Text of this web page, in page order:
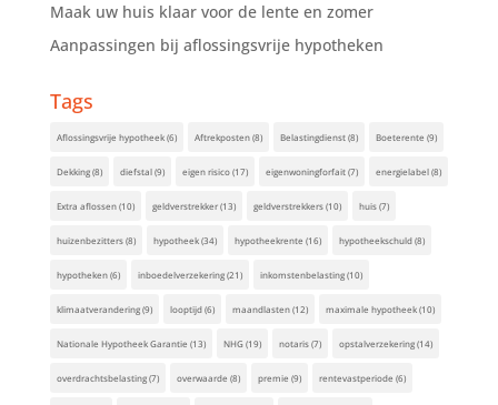
Maak uw huis klaar voor de lente en zomer
Aanpassingen bij aflossingsvrije hypotheken
Tags
Aflossingsvrije hypotheek(6) Aftrekposten(8) Belastingdienst(8) Boeterente (9)
Dekking(8) diefstal(9) eigen risico(17) eigenwoningforfait(7) energielabel(8)
Extra aflossen(10) geldverstrekker(13) geldverstrekkers(10) huis(7)
huizenbezitters(8) hypotheek(34) hypotheekrente (16) hypotheekschuld(8)
hypotheken(6) inboedelverzekering(21) inkomstenbelasting(10)
klimaatverandering(9) looptijd(6) maandlasten(12) maximale hypotheek(10)
Nationale Hypotheek Garantie (13) NHG(19) notaris(7) opstalverzekering(14)
overdrachtsbelasting(7) overwaarde (8) premie (9) rentevastperiode (6)